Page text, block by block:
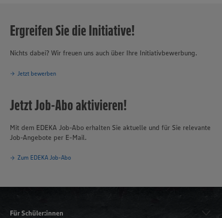
Ergreifen Sie die Initiative!
Nichts dabei? Wir freuen uns auch über Ihre Initiativbewerbung.
Jetzt bewerben
Jetzt Job-Abo aktivieren!
Mit dem EDEKA Job-Abo erhalten Sie aktuelle und für Sie relevante
Job-Angebote per E-Mail.
Zum EDEKA Job-Abo
Für Schüler:innen